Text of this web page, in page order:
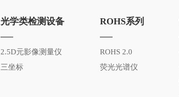
光学类检测设备
2.5D元影像测量仪
三坐标
ROHS系列
ROHS 2.0
荧光光谱仪